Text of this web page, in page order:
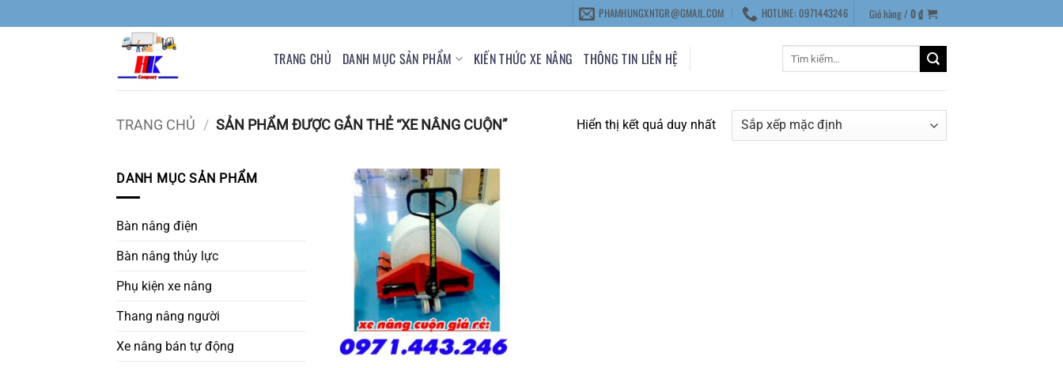
qua
PHAMHUNGXNTGR@GMAIL.COM HOTLINE: 0971443246 Giỏ hàng /0₫
TRANG CHỦ DANH MỤC SẢN PHẨM KIẾN THỨC XE NÂNG THÔNG TIN LIÊN HỆ
TRANG CHỦ / SẢN PHẨM ĐƯỢC GẮN THẺ “XE NÂNG CUỘN” Hiển thị kết quả duy nhất
DANH MỤC SẢN PHẨM
Bàn nâng điện
Bàn nâng thủy lực
Phụ kiện xe nâng
Thang nâng người
Xe nâng bán tự động